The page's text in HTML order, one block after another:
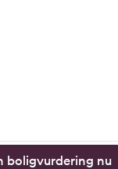
boligvurdering nu